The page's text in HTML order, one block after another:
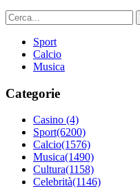
Sport
Calcio
Musica
Categorie
Casino (4)
Sport(6200)
Calcio(1576)
Musica(1490)
Cultura(1158)
Celebrità(1146)